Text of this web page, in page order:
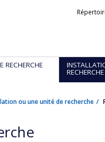
Liens
RECHERCHE
RECHERCHE
ou une unité de recherche